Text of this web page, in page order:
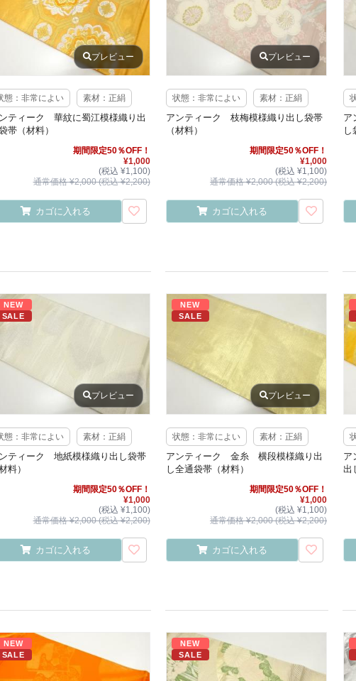
プレビュー
態：非常によい 素材：正絹
ティーク 華紋に蜀江模様織り出
帯（材料）
期間限定50％OFF！
¥1,000
(税込 ¥1,100)
通常価格 ¥2,000 (税込 ¥2,200)
カゴに入れる
プレビュー
状態：非常によい 素材：正絹
アンティーク 枝梅模様織り出し袋帯
（材料）
期間限定50％OFF！
¥1,000
(税込 ¥1,100)
通常価格 ¥2,000 (税込 ¥2,200)
カゴに入れる
ア
し
NEW
SALE
プレビュー
態：非常によい 素材：正絹
ティーク 地紙模様織り出し袋帯
料）
期間限定50％OFF！
¥1,000
(税込 ¥1,100)
通常価格 ¥2,000 (税込 ¥2,200)
カゴに入れる
NEW
SALE
プレビュー
状態：非常によい 素材：正絹
アンティーク 金糸 横段模様織り出
し全通袋帯（材料）
期間限定50％OFF！
¥1,000
(税込 ¥1,100)
通常価格 ¥2,000 (税込 ¥2,200)
カゴに入れる
ア
出
NEW
SALE
NEW
SALE